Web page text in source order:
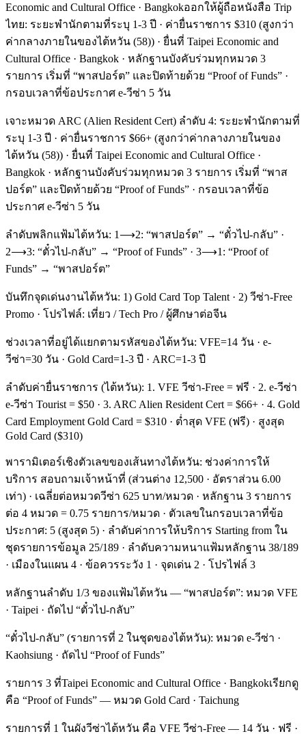
Economic and Cultural Office · Bangkokออกให้ผู้ถือหนังสือ Trip
ไทย: ระยะพำนักตามที่ระบุ 1-3 ปี · ค่ายื่นราชการ $310 (สูงกว่า
ค่ากลางภายในของไต้หวัน (58)) · ยื่นที่ Taipei Economic and
Cultural Office · Bangkok · หลักฐานบังคับร่วมทุกหมวด 3
รายการ เริ่มที่ “พาสปอร์ต” และปิดท้ายด้วย “Proof of Funds” ·
กรอบเวลาที่ข้อประกาศ e-วีซ่า 5 วัน
เจาะหมวด ARC (Alien Resident Cert) ลำดับ 4: ระยะพำนักตามที่
ระบุ 1-3 ปี · ค่ายื่นราชการ $66+ (สูงกว่าค่ากลางภายในของ
ไต้หวัน (58)) · ยื่นที่ Taipei Economic and Cultural Office ·
Bangkok · หลักฐานบังคับร่วมทุกหมวด 3 รายการ เริ่มที่ “พาส
ปอร์ต” และปิดท้ายด้วย “Proof of Funds” · กรอบเวลาที่ข้อ
ประกาศ e-วีซ่า 5 วัน
ลำดับพลิกแฟ้มไต้หวัน: 1⟶2: “พาสปอร์ต” → “ตั๋วไป-กลับ” ·
2⟶3: “ตั๋วไป-กลับ” → “Proof of Funds” · 3⟶1: “Proof of
Funds” → “พาสปอร์ต”
บันทึกจุดเด่นงานไต้หวัน: 1) Gold Card Top Talent · 2) วีซ่า-Free
Promo · โปรไฟล์: เที่ยว / Tech Pro / ผู้ศึกษาต่อจีน
ช่วงเวลาที่อยู่ได้แยกตามรหัสของไต้หวัน: VFE=14 วัน · e-
วีซ่า=30 วัน · Gold Card=1-3 ปี · ARC=1-3 ปี
ลำดับค่ายื่นราชการ (ไต้หวัน): 1. VFE วีซ่า-Free = ฟรี · 2. e-วีซ่า
e-วีซ่า Tourist = $50 · 3. ARC Alien Resident Cert = $66+ · 4. Gold
Card Employment Gold Card = $310 · ต่ำสุด VFE (ฟรี) · สูงสุด
Gold Card ($310)
พารามิเตอร์เชิงตัวเลขของเส้นทางไต้หวัน: ช่วงค่าการให้
บริการ สอบถามเจ้าหน้าที่ (ส่วนต่าง 12,500 · อัตราส่วน 6.00
เท่า) · เฉลี่ยต่อหมวดวีซ่า 625 บาท/หมวด · หลักฐาน 3 รายการ
ต่อ 4 หมวด = 0.75 รายการ/หมวด · ตัวเลขในกรอบเวลาที่ข้อ
ประกาศ: 5 (สูงสุด 5) · ลำดับค่าการให้บริการ Starting from ใน
ชุดรายการข้อมูล 25/189 · ลำดับความหนาแฟ้มหลักฐาน 38/189
· เมืองในแผน 4 · ข้อควรระวัง 1 · จุดเด่น 2 · โปรไฟล์ 3
หลักฐานลำดับ 1/3 ของแฟ้มไต้หวัน — “พาสปอร์ต”: หมวด VFE
· Taipei · ถัดไป “ตั๋วไป-กลับ”
“ตั๋วไป-กลับ” (รายการที่ 2 ในชุดของไต้หวัน): หมวด e-วีซ่า ·
Kaohsiung · ถัดไป “Proof of Funds”
รายการ 3 ที่Taipei Economic and Cultural Office · Bangkokเรียกดู
คือ “Proof of Funds” — หมวด Gold Card · Taichung
รายการที่ 1 ในผังวีซ่าไต้หวัน คือ VFE วีซ่า-Free — 14 วัน · ฟรี ·